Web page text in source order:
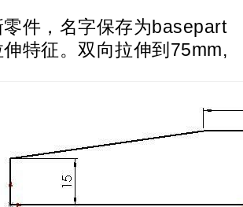
件，名字保存为basepart
特征。双向拉伸到75mm,